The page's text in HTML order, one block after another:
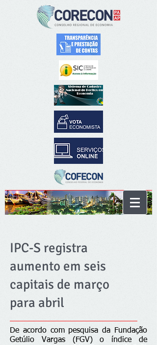
IPC-S registra
aumento em seis
capitais de março
para abril
De acordo com pesquisa da Fundação
Getúlio Vargas (FGV) o índice de